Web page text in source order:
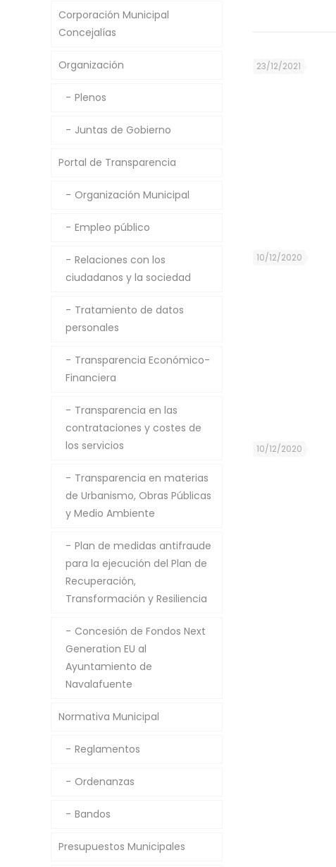
23/12/2021
10/12/2020
10/12/2020
Corporación Municipal
Concejalías
Organización
Plenos
Juntas de Gobierno
Portal de Transparencia
Organización Municipal
Empleo público
Relaciones con los
ciudadanos y la sociedad
Tratamiento de datos
personales
Transparencia Económico-
Financiera
Transparencia en las
contrataciones y costes de
los servicios
Transparencia en materias
de Urbanismo, Obras Públicas
y Medio Ambiente
Plan de medidas antifraude
para la ejecución del Plan de
Recuperación,
Transformación y Resiliencia
Concesión de Fondos Next
Generation EU al
Ayuntamiento de
Navalafuente
Normativa Municipal
Reglamentos
Ordenanzas
Bandos
Presupuestos Municipales